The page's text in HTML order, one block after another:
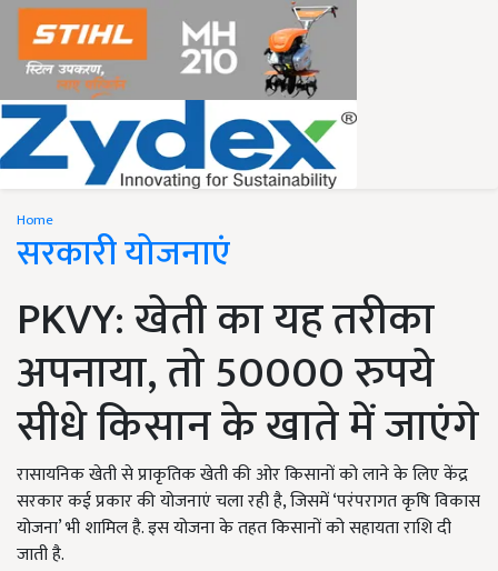
Home
सरकारी योजनाएं
PKVY: खेती का यह तरीका
अपनाया, तो 50000 रुपये
सीधे किसान के खाते में जाएंगे
रासायनिक खेती से प्राकृतिक खेती की ओर किसानों को लाने के लिए केंद्र
सरकार कई प्रकार की योजनाएं चला रही है, जिसमें ‘परंपरागत कृषि विकास
योजना’ भी शामिल है. इस योजना के तहत किसानों को सहायता राशि दी
जाती है.